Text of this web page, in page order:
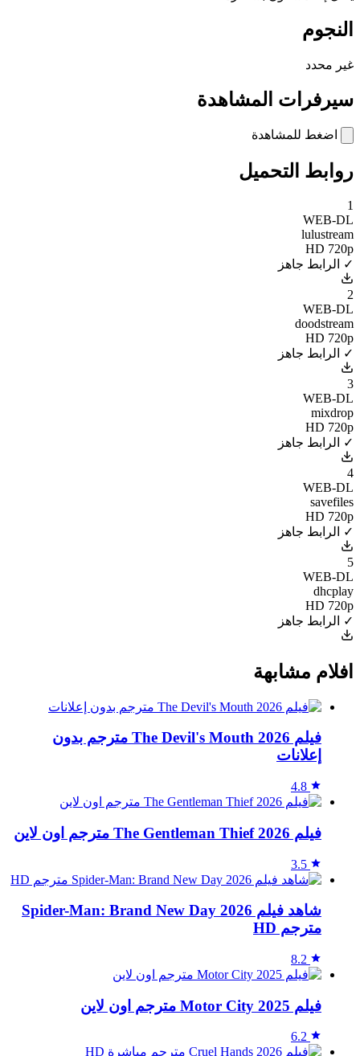
النجوم
غير محدد
سيرفرات المشاهدة
اضغط للمشاهدة
روابط التحميل
1
WEB-DL
lulustream
HD 720p
✓ الرابط جاهز
2
WEB-DL
doodstream
HD 720p
✓ الرابط جاهز
3
WEB-DL
mixdrop
HD 720p
✓ الرابط جاهز
4
WEB-DL
savefiles
HD 720p
✓ الرابط جاهز
5
WEB-DL
dhcplay
HD 720p
✓ الرابط جاهز
افلام مشابهة
فيلم The Devil's Mouth 2026 مترجم بدون
إعلانات
4.8
فيلم The Gentleman Thief 2026 مترجم اون لاين
3.5
شاهد فيلم Spider-Man: Brand New Day 2026
مترجم HD
8.2
فيلم Motor City 2025 مترجم اون لاين
6.2